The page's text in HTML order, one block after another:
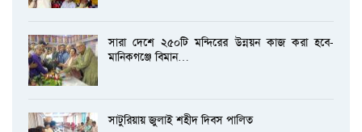
সারা দেশে ২৫০টি মন্দিরের উন্নয়ন কাজ করা হবে-
মানিকগঞ্জে বিমান…
সাটুরিয়ায় জুলাই শহীদ দিবস পালিত